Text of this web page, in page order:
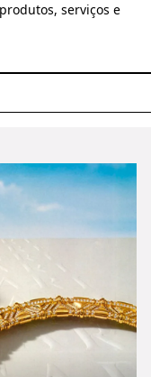
serviços e